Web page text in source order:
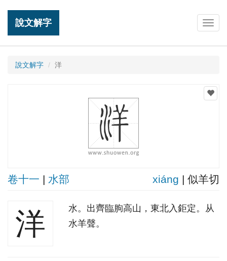
說文解字
說文解字 洋
卷十一 | 水部 xiánɡ | 似羊切
洋
水。出齊臨朐高山，東北入鉅定。从
水羊聲。